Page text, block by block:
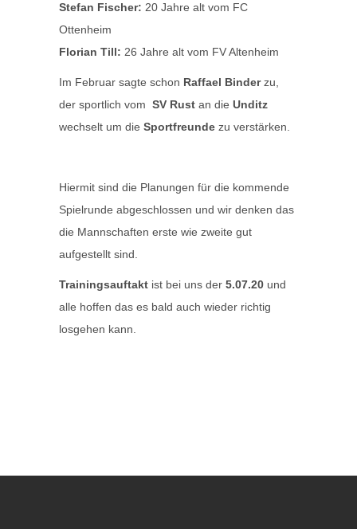
Stefan Fischer: 20 Jahre alt vom FC
Ottenheim
Florian Till: 26 Jahre alt vom FV Altenheim
Im Februar sagte schon Raffael Binderzu,
der sportlich vom SV Rust an die Unditz
wechselt um die Sportfreunde zu verstärken.
Hiermit sind die Planungen für die kommende
Spielrunde abgeschlossen und wir denken das
die Mannschaften erste wie zweite gut
aufgestellt sind.
Trainingsauftakt ist bei uns der 5.07.20 und
alle hoffen das es bald auch wieder richtig
losgehen kann.